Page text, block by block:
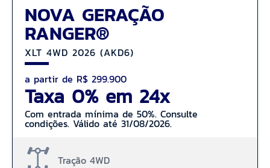
NOVA GERAÇÃO
RANGER®
XLT 4WD 2026 (AKD6)
a partir de R$ 299.900
Taxa 0% em 24x
Com entrada mínima de 50%. Consulte
condições. Válido até 31/08/2026.
Tração 4WD